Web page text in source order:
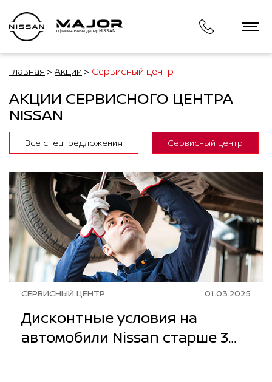
официальный дилер NISSAN
Главная Акции Сервисный центр
АКЦИИ СЕРВИСНОГО ЦЕНТРА
NISSAN
Все спецпредложения Сервисный центр
СЕРВИСНЫЙ ЦЕНТР 01.03.2025
Дисконтные условия на
автомобили Nissan старше 3